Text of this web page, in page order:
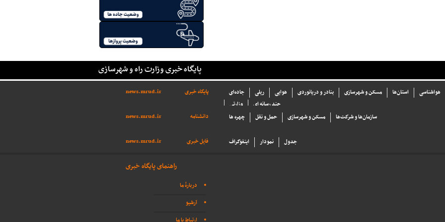
پایگاه خبری وزارت راه و شهرسازی
پایگاه خبری news.mrud.ir جاده‌ای ریلی هوایی بنادر و دریانوردی مسکن و شهرسازی استان‌ها
هواشناسی
وزارتی
چند رسانه ای
دانشنامه
news.mrud.ir چهره ها حمل و نقل مسکن و شهرسازی سازما‌ن‌ها و شركت‌ها
فایل خبری news.mrud.ir اینفوگراف نمودار جدول
راهنمای پایگاه خبری
دربارهٔ ما
آرشیو